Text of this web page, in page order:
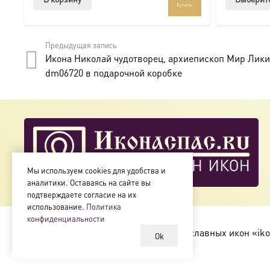
Подписывайтесь на нашу группу ВКонтакте: https://
Купить
Предыдущая запись
Икона Николай чудотворец, архиепископ Мир
dm06720 в подарочной коробке
Магазин православных икон
Мы используем cookies для удобства и
аналитики. Оставаясь на сайте вы
подтверждаете согласие на их
использование. Политика
конфиденциальности
Ok